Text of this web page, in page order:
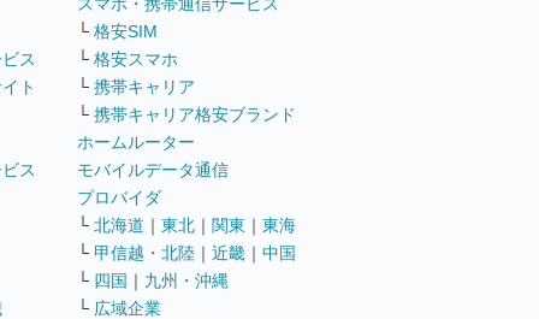
ス
ト
ス
└ 格安SIM
└ 格安スマホ
└ 携帯キャリア
└ 携帯キャリア格安ブランド
ホームルーター
モバイルデータ通信
プロバイダ
└ 北海道 ｜ 東北 ｜ 関東 ｜ 東海
└ 甲信越・北陸 ｜ 近畿 ｜ 中国
└ 四国 ｜ 九州・沖縄
└ 広域企業